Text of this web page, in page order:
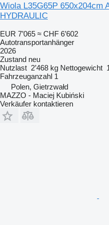
Wiola L35G65P 650x204cm
HYDRAULIC
EUR 7’065 ≈ CHF 6’602
Autotransportanhänger
2026
Zustand neu
Nutzlast 2’468 kg Nettogewicht
Fahrzeuganzahl 1
Polen, Gietrzwałd
MAZZO - Maciej Kubiński
Verkäufer kontaktieren